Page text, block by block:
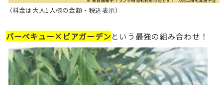
（料金は大人1人様の金額・税込表示）
バーベキュー×ビアガーデンという最強の組み合わせ！